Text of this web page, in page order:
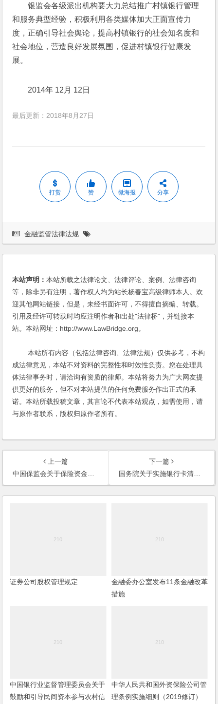
银监会各级派出机构要大力总结推广村镇银行管理
和服务典型经验，积极利用各类媒体加大正面宣传力
度，正确引导社会舆论，提高村镇银行的社会知名度和
社会地位，营造良好发展氛围，促进村镇银行健康发
展。
2014年 12月 12日
最后更新：2018年8月27日
打赏 赞 微海报 分享
金融监管法律法规
本站声明：本站所载之法律论文、法律评论、案例、法律咨询
等，除非另有注明，著作权人均为站长杨春宝高级律师本人。欢
迎其他网站链接，但是，未经书面许可，不得擅自摘编、转载。
引用及经许可转载时均应注明作者和出处"法律桥"，并链接本
站。本站网址：http://www.LawBridge.org。
本站所有内容（包括法律咨询、法律法规）仅供参考，不构
成法律意见，本站不对资料的完整性和时效性负责。您在处理具
体法律事务时，请洽询有资质的律师。本站将努力为广大网友提
供更好的服务，但不对本站提供的任何免费服务作出正式的承
诺。本站所载投稿文章，其言论不代表本站观点，如需使用，请
与原作者联系，版权归原作者所有。
上一篇
中国保监会关于保险资金投资创业投资基金有关事项的通知
下一篇
国务院关于实施银行卡清算机构准入管理的决定
证券公司股权管理规定
金融委办公室发布11条金融改革
措施
中国银行业监督管理委员会关于
鼓励和引导民间资本参与农村信
中华人民共和国外资保险公司管
理条例实施细则（2019修订）